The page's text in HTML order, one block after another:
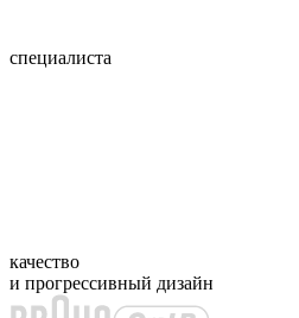
специалиста
качество
и прогрессивный дизайн